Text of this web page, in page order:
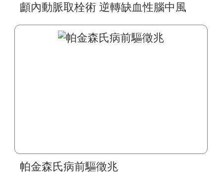
顱內動脈取栓術 逆轉缺血性腦中風
帕金森氏病前驅徵兆